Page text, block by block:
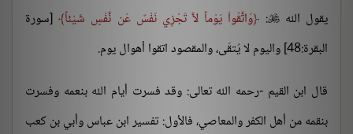
يقول الله
: وَاتَّقُواْ يَوْماً لاَّ تَجْزِي نَفْسٌ عَن نَّفْسٍ شَيْئاً [سورة
البقرة:48] واليوم لا يُتقَى، والمقصود اتقوا أهوال يوم.
قال ابن القيم -رحمه الله تعالى: وقد فسرت أيام الله بنعمه وفسرت
بنقمه من أهل الكفر والمعاصي، فالأول: تفسير ابن عباس وأبي بن كعب